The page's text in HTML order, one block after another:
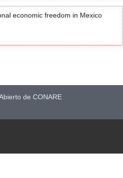
economic freedom in Mexico
de CONARE